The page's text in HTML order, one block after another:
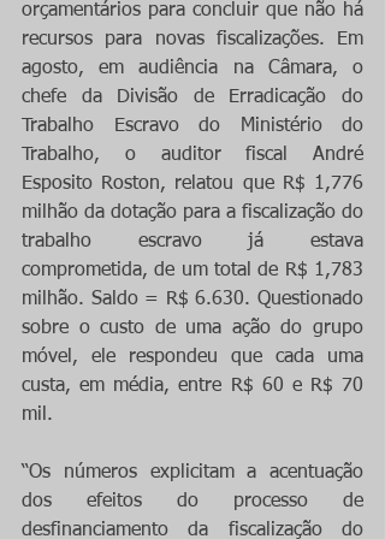
orçamentários para concluir que não há
recursos para novas fiscalizações. Em
agosto, em audiência na Câmara, o
chefe da Divisão de Erradicação do
Trabalho Escravo do Ministério do
Trabalho, o auditor fiscal André
Esposito Roston, relatou que R$ 1,776
milhão da dotação para a fiscalização do
trabalho escravo já estava
comprometida, de um total de R$ 1,783
milhão. Saldo = R$ 6.630. Questionado
sobre o custo de uma ação do grupo
móvel, ele respondeu que cada uma
custa, em média, entre R$ 60 e R$ 70
mil.
“Os números explicitam a acentuação
dos efeitos do processo de
desfinanciamento da fiscalização do